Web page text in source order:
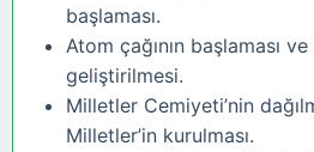
başlaması.
Atom çağının başlaması
geliştirilmesi.
Milletler Cemiyeti’nin
Milletler’in kurulması.